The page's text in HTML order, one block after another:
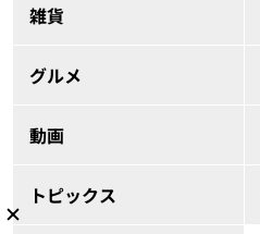
雑貨
グルメ
動画
トピックス